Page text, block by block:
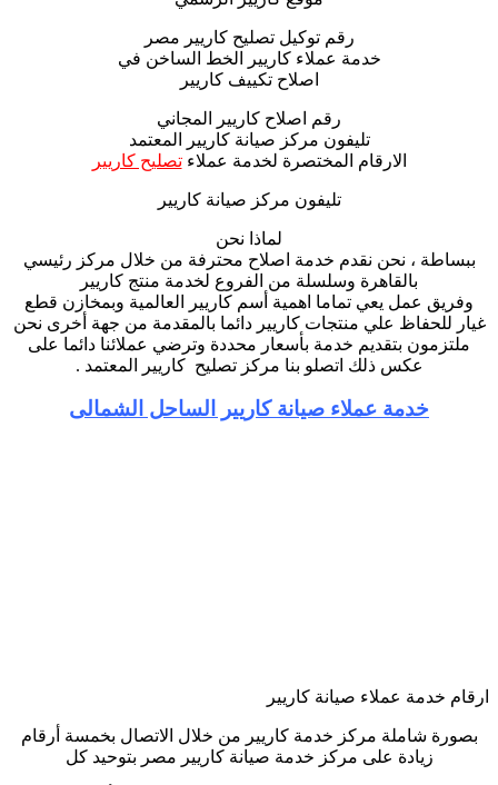
رقم توكيل تصليح كاريير مصر
خدمة عملاء كاريير الخط الساخن في
اصلاح تكييف كاريير
رقم اصلاح كاريير المجاني
تليفون مركز صيانة كاريير المعتمد
الارقام المختصرة لخدمة عملاءتصليح كاريير
تليفون مركز صيانة كاريير
لماذا نحن
ببساطة ، نحن نقدم خدمة اصلاح محترفة من خلال مركز رئيسي
بالقاهرة وسلسلة من الفروع لخدمة منتج كاريير
وفريق عمل يعي تماما اهمية أسم كاريير العالمية وبمخازن قطع
غيار للحفاظ علي منتجات كاريير دائما بالمقدمة من جهة أخرى نحن
ملتزمون بتقديم خدمة بأسعار محددة وترضي عملائنا دائما على
عكس ذلك اتصلو بنا مركز تصليح كاريير المعتمد .
خدمة عملاء صيانة كاريير الساحل الشمالى
ارقام خدمة عملاء صيانة كاريير
بصورة شاملة مركز خدمة كاريير من خلال الاتصال بخمسة أرقام
زيادة على مركز خدمة صيانة كاريير مصر بتوحيد كل